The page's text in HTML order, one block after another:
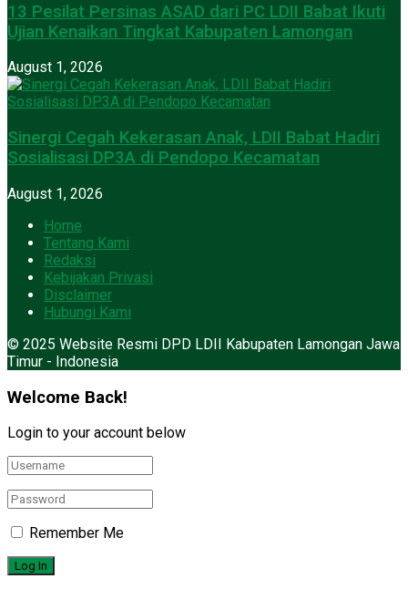
13 Pesilat Persinas ASAD dari PC LDII Babat Ikuti
Ujian Kenaikan Tingkat Kabupaten Lamongan
August 1, 2026
Sinergi Cegah Kekerasan Anak, LDII Babat Hadiri
Sosialisasi DP3A di Pendopo Kecamatan
August 1, 2026
Home
Tentang Kami
Redaksi
Kebijakan Privasi
Disclaimer
Hubungi Kami
© 2025 Website Resmi DPD LDII Kabupaten Lamongan Jawa
Timur - Indonesia
Welcome Back!
Login to your account below
Remember Me